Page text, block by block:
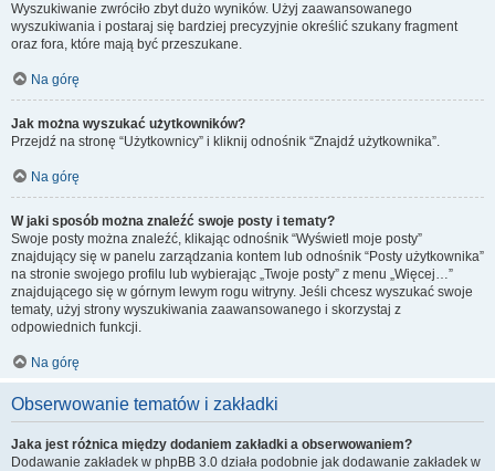
Wyszukiwanie zwróciło zbyt dużo wyników. Użyj zaawansowanego
wyszukiwania i postaraj się bardziej precyzyjnie określić szukany fragment
oraz fora, które mają być przeszukane.
Na górę
Jak można wyszukać użytkowników?
Przejdź na stronę “Użytkownicy” i kliknij odnośnik “Znajdź użytkownika”.
Na górę
W jaki sposób można znaleźć swoje posty i tematy?
Swoje posty można znaleźć, klikając odnośnik “Wyświetl moje posty”
znajdujący się w panelu zarządzania kontem lub odnośnik “Posty użytkownika”
na stronie swojego profilu lub wybierając „Twoje posty” z menu „Więcej…”
znajdującego się w górnym lewym rogu witryny. Jeśli chcesz wyszukać swoje
tematy, użyj strony wyszukiwania zaawansowanego i skorzystaj z
odpowiednich funkcji.
Na górę
Obserwowanie tematów i zakładki
Jaka jest różnica między dodaniem zakładki a obserwowaniem?
Dodawanie zakładek w phpBB 3.0 działa podobnie jak dodawanie zakładek w